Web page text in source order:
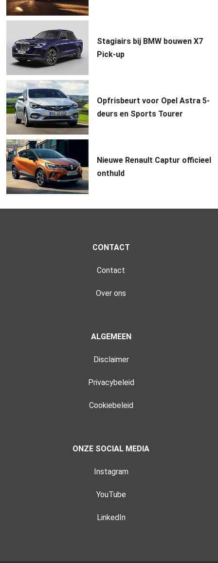
Stagiairs bij BMW bouwen X7
Pick-up
Opfrisbeurt voor Opel Astra 5-
deurs en Sports Tourer
Nieuwe Renault Captur officieel
onthuld
CONTACT
Contact
Over ons
ALGEMEEN
Disclaimer
Privacybeleid
Cookiebeleid
ONZE SOCIAL MEDIA
Instagram
YouTube
LinkedIn